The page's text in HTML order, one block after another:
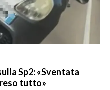
Sp2: «Sventata
tutto»